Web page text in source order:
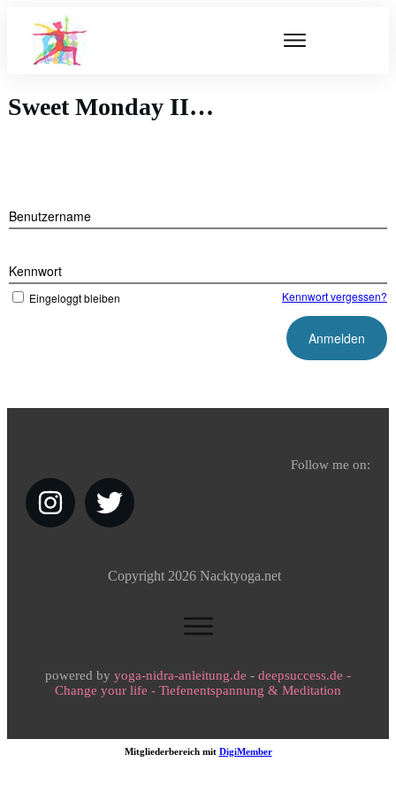
Sweet Monday II…
Benutzername
Kennwort
Eingeloggt bleiben Kennwort vergessen?
Follow me on:
Copyright 2026 Nacktyoga.net
powered by yoga-nidra-anleitung.de - deepsuccess.de -
Change your life - Tiefenentspannung & Meditation
Mitgliederbereich mit DigiMember